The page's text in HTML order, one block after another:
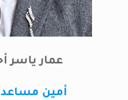
عمار ياسر
أمين مساعد